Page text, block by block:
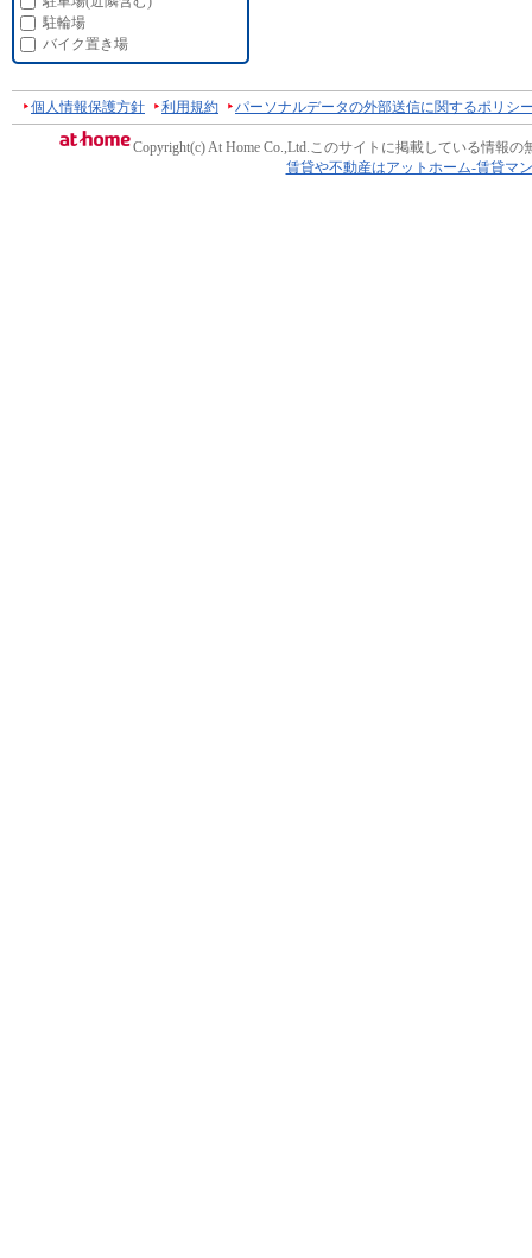
駐輪場
バイク置き場
個人情報保護方針 利用規約 パーソナルデータの外部送信に関するポリシ
Copyright(c) At Home Co.,Ltd.このサイトに掲載している情報の
賃貸や不動産はアットホーム-賃貸マ